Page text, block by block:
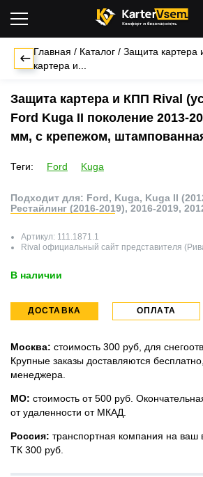
Главная / Каталог /Защита картера
картера и...
Защита картера и КПП Rival
Ford Kuga II поколение 2013-
мм, с крепежом,
Теги: Ford Kuga
Подходит для: Ford, Kuga, Kuga II
Рестайлинг (2016-2019), 2016-2019,
Артикул: 111.1871.1
Rival официальный сайт представителя
В наличии
ДОСТАВКА ОПЛАТА
Москва: стоимость 300 руб, для
Крупные заказы доставляются
менеджера.
МО: стоимость от 500 руб.
от удаленности от МКАД.
Россия: транспортная компания на ваш
ТК 300 руб.